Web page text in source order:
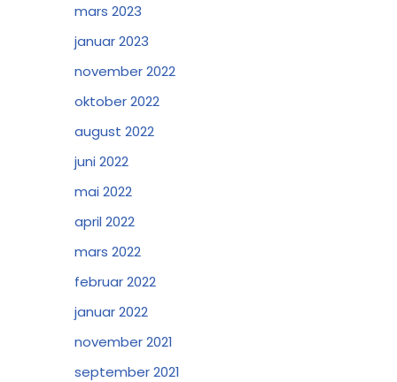
mars 2023
januar 2023
november 2022
oktober 2022
august 2022
juni 2022
mai 2022
april 2022
mars 2022
februar 2022
januar 2022
november 2021
september 2021